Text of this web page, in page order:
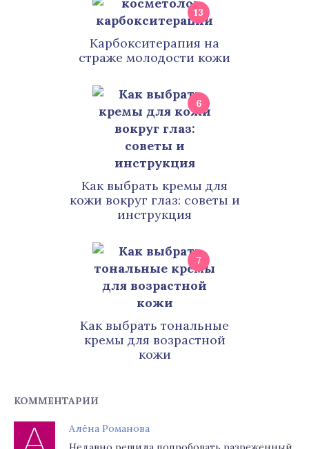
13
Карбокситерапия на
страже молодости кожи
6
Как выбрать кремы для
кожи вокруг глаз: советы и
инструкция
7
Как выбрать тональные
кремы для возрастной
кожи
КОММЕНТАРИИ
Алёна Романова